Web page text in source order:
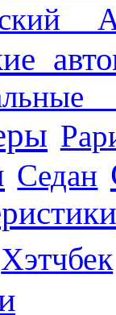
Седан
Хэтчбек